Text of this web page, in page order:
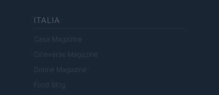
ITALIA
Casa Magazine
Cineverse Magazine
Donne Magazine
Food Blog